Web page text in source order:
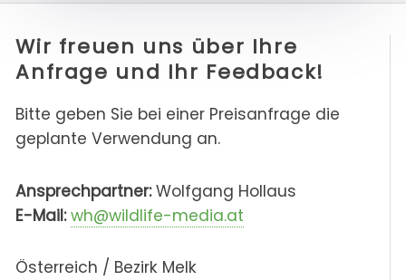
Wir freuen uns über Ihre
Anfrage und Ihr Feedback!
Bitte geben Sie bei einer Preisanfrage die
geplante Verwendung an.
Ansprechpartner:Wolfgang Hollaus
E-Mail: wh@wildlife-media.at
Österreich / Bezirk Melk